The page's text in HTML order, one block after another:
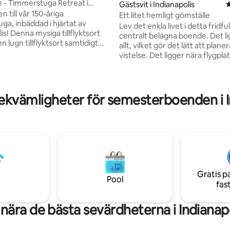
betyg, 247 omdömen
- Timmerstuga Retreat i
till vår 150-åriga
inbäddad i hjärtat av
Denna mysiga tillflyktsort
lugn tillflyktsort samtidigt
träbjälkar och en stor
Vår autentiska rustika
möter modern komfort.
Gästsvit i Indianapolis
Ett litet hemligt gömställe
Lev det enkla livet i detta
centralt belägna boende. Det
allt, vilket gör det lätt att
vistelse. Det ligger nära flygplatsen,
har egen ingång och
2,3 miles till Indianapolis flygplats 5,1
Downtown
för semesterboenden i
Pool
Gratis
de bästa sevärdheterna i